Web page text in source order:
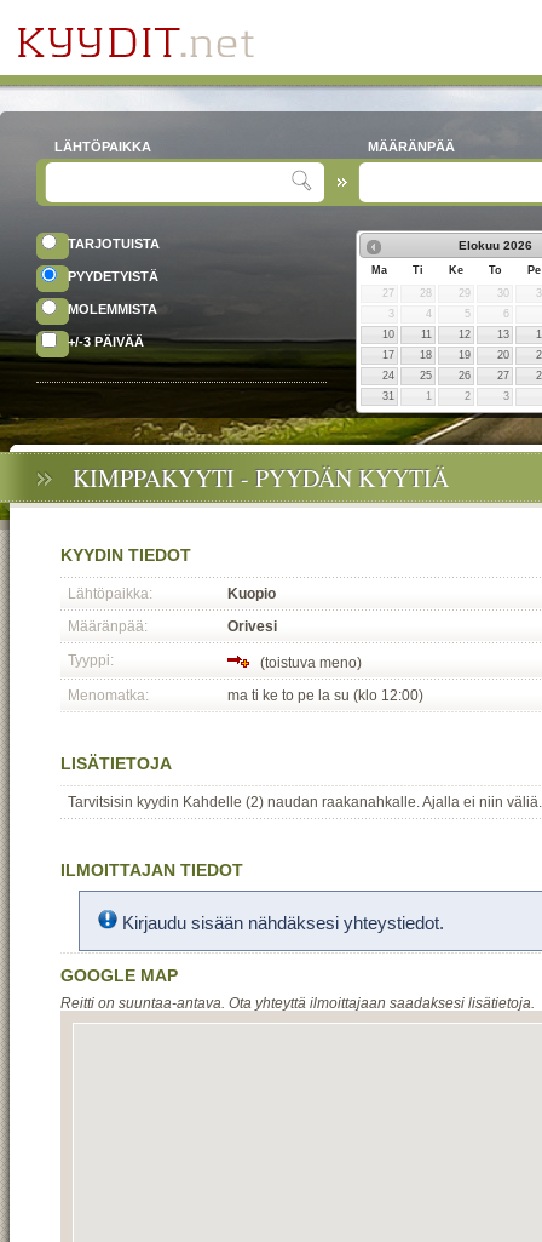
LÄHTÖPAIKKA MÄÄRÄNPÄÄ
TARJOTUISTA
PYYDETYISTÄ
MOLEMMISTA
+/-3 PÄIVÄÄ
Elokuu 2026
Ma Ti Ke To
Pe
27
28 29 30
3
4 5
6
10
11 12 13
17
18 19 20
24
25 26 27
31
1 2 3
KIMPPAKYYTI - PYYDÄN KYYTIÄ
KYYDIN TIEDOT
Lähtöpaikka:
Kuopio
Määränpää:
Orivesi
Tyyppi:
(toistuva meno)
Menomatka:
ma ti ke to pe la su (klo 12:00)
LISÄTIETOJA
Tarvitsisin kyydin Kahdelle (2) naudan raakanahkalle. Ajalla ei niin
ILMOITTAJAN TIEDOT
Kirjaudu sisään nähdäksesi yhteystiedot.
GOOGLE MAP
Reitti on suuntaa-antava. Ota yhteyttä ilmoittajaan saadaksesi lisätietoja.